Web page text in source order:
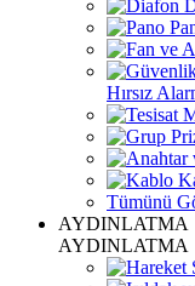
Hırsız
Tümünü
AYDINLATMA
AYDINLATMA